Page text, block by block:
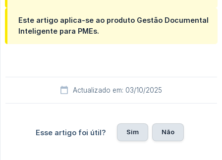
Este artigo aplica-se ao produto Gestão Documental
Inteligente para PMEs.
Actualizado em: 03/10/2025
Esse artigo foi útil? Sim Não